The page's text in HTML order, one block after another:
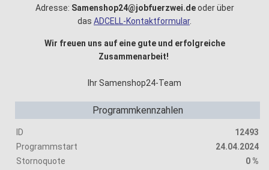
Adresse: Samenshop24@jobfuerzwei.deoder über
das ADCELL-Kontaktformular.
Wir freuen uns auf eine gute und erfolgreiche
Zusammenarbeit!
Ihr Samenshop24-Team
Programmkennzahlen
ID
12493
Programmstart
24.04.2024
Stornoquote
0 %